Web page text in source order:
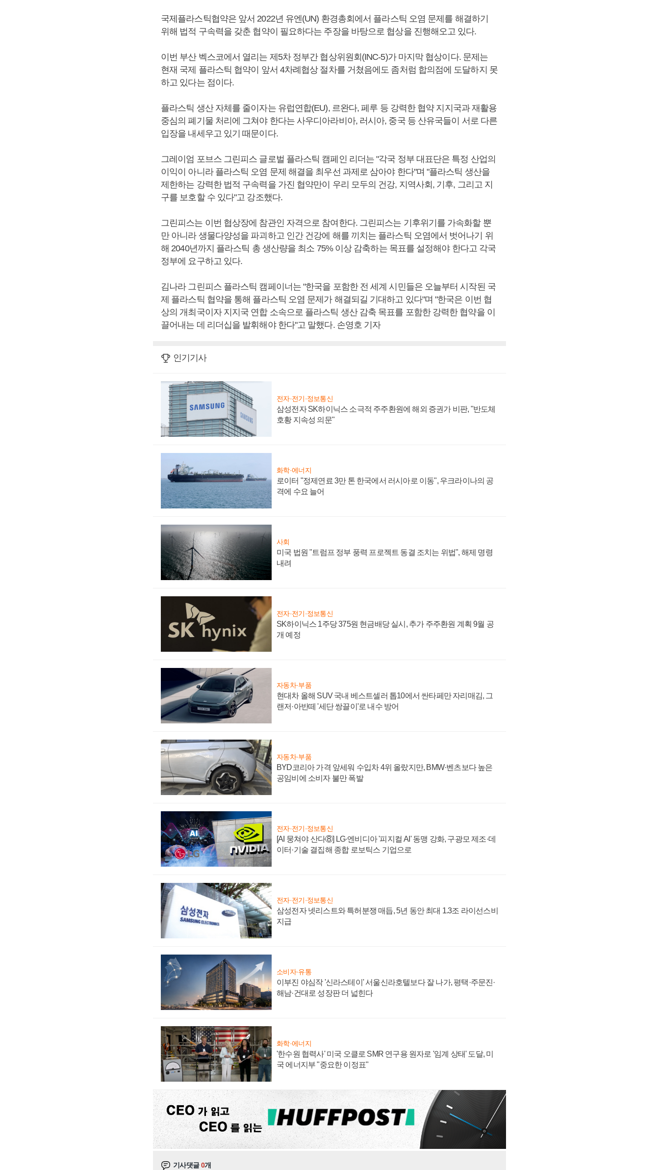
국제플라스틱협약은 앞서 2022년 유엔(UN) 환경총회에서 플라스틱 오염 문제를 해결하기
위해 법적 구속력을 갖춘 협약이 필요하다는 주장을 바탕으로 협상을 진행해오고 있다.
이번 부산 벡스코에서 열리는 제5차 정부간 협상위원회(INC-5)가 마지막 협상이다. 문제는
현재 국제 플라스틱 협약이 앞서 4차례협상 절차를 거쳤음에도 좀처럼 합의점에 도달하지 못
하고 있다는 점이다.
플라스틱 생산 자체를 줄이자는 유럽연합(EU), 르완다, 페루 등 강력한 협약 지지국과 재활용
중심의 폐기물 처리에 그쳐야 한다는 사우디아라비아, 러시아, 중국 등 산유국들이 서로 다른
입장을 내세우고 있기 때문이다.
그레이엄 포브스 그린피스 글로벌 플라스틱 캠페인 리더는 "각국 정부 대표단은 특정 산업의
이익이 아니라 플라스틱 오염 문제 해결을 최우선 과제로 삼아야 한다"며 "플라스틱 생산을
제한하는 강력한 법적 구속력을 가진 협약만이 우리 모두의 건강, 지역사회, 기후, 그리고 지
구를 보호할 수 있다"고 강조했다.
그린피스는 이번 협상장에 참관인 자격으로 참여한다. 그린피스는 기후위기를 가속화할 뿐
만 아니라 생물다양성을 파괴하고 인간 건강에 해를 끼치는 플라스틱 오염에서 벗어나기 위
해 2040년까지 플라스틱 총 생산량을 최소 75% 이상 감축하는 목표를 설정해야 한다고 각국
정부에 요구하고 있다.
김나라 그린피스 플라스틱 캠페이너는 "한국을 포함한 전 세계 시민들은 오늘부터 시작된 국
제 플라스틱 협약을 통해 플라스틱 오염 문제가 해결되길 기대하고 있다"며 "한국은 이번 협
상의 개최국이자 지지국 연합 소속으로 플라스틱 생산 감축 목표를 포함한 강력한 협약을 이
끌어내는 데 리더십을 발휘해야 한다"고 말했다. 손영호 기자
인기기사
전자·전기·정보통신
삼성전자 SK하이닉스 소극적 주주환원에 해외 증권가 비판, "반도체
호황 지속성 의문"
화학·에너지
로이터 "정제연료 3만 톤 한국에서 러시아로 이동", 우크라이나의 공
격에 수요 늘어
사회
미국 법원 "트럼프 정부 풍력 프로젝트 동결 조치는 위법", 해제 명령
내려
전자·전기·정보통신
SK하이닉스 1주당 375원 현금배당 실시, 추가 주주환원 계획 9월 공
개 예정
자동차·부품
현대차 올해 SUV 국내 베스트셀러 톱10에서 싼타페만 자리매김, 그
랜저·아반떼 '세단 쌍끌이'로 내수 방어
자동차·부품
BYD코리아 가격 앞세워 수입차 4위 올랐지만, BMW·벤츠보다 높은
공임비에 소비자 불만 폭발
전자·전기·정보통신
[AI 뭉쳐야 산다⑧] LG·엔비디아 '피지컬 AI' 동맹 강화, 구광모 제조·데
이터·기술 결집해 종합 로보틱스 기업으로
전자·전기·정보통신
삼성전자 넷리스트와 특허분쟁 매듭, 5년 동안 최대 1.3조 라이선스비
지급
소비자·유통
이부진 야심작 '신라스테이' 서울신라호텔보다 잘 나가, 평택·주문진·
해남·건대로 성장판 더 넓힌다
화학·에너지
'한수원 협력사' 미국 오클로 SMR 연구용 원자로 '임계 상태' 도달, 미
국 에너지부 "중요한 이정표"
기사댓글0개